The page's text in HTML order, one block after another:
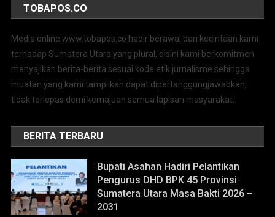
TOBAPOS.CO
Media online www.tobapos.co hadir berawal dari kecintaan kami
terhadap Sumatera Utara yang plural, disini kami berkomitmen
menyajikan berita-berita sesuai kode etik jurnalisme sehingga
muatan yang kami tampilkan dapat dipertanggungjawabkan,
tidak terlepas demi kemajuan semua lapisan masyarakat.
BERITA TERBARU
Bupati Asahan Hadiri Pelantikan
Pengurus DHD BPK 45 Provinsi
Sumatera Utara Masa Bakti 2026 –
2031